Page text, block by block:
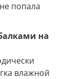
попала
на
влажной